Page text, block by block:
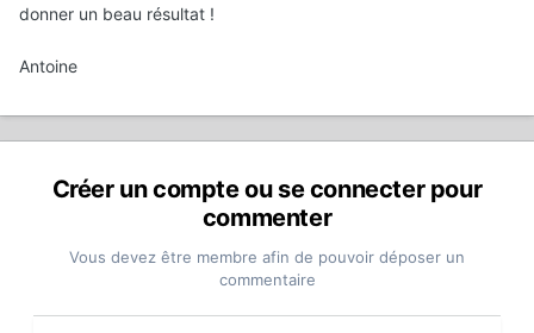
donner un beau résultat !
Antoine
Créer un compte ou se connecter pour
commenter
Vous devez être membre afin de pouvoir déposer un
commentaire